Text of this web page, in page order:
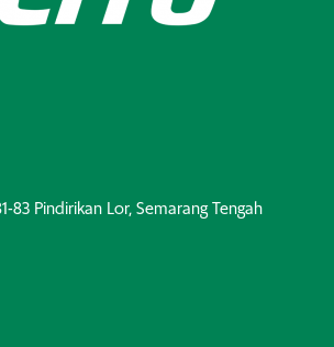
83 Pindirikan Lor, Semarang Tengah